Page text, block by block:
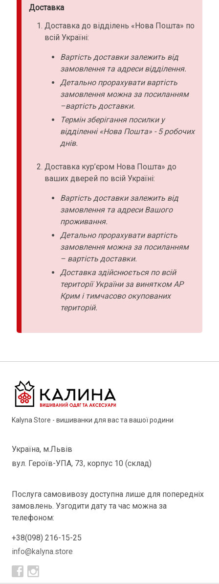
Доставка
Доставка до відділень «Нова Пошта» по
всій Україні:
Вартість доставки залежить від
замовлення та адреси відділення.
Детально прорахувати вартість
замовлення можна за посиланням
–вартість доставки.
Термін зберігання посилки у
відділенні «Нова Пошта» - 5 робочих
днів.
Доставка кур’єром Нова Пошта» до
ваших дверей по всій Україні:
Вартість доставки залежить від
замовлення та адреси Вашого
проживання.
Детально прорахувати вартість
замовлення можна за посиланням
– вартість доставки.
Доставка здійснюється по всій
території України за винятком АР
Крим і тимчасово окупованих
територій.
Kalyna Store - вишиванки для вас та вашої родини
Україна, м.Львів
вул. Героїв-УПА, 73, корпус 10 (склад)
Послуга самовивозу доступна лише для попередніх
замовлень. Узгодити дату та час можна за
телефоном:
+38(098) 216-15-25
info@kalyna.store